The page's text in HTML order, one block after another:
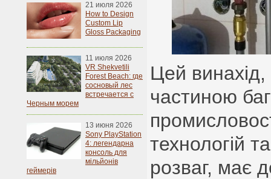
21 июля 2026
How to Design
Custom Lip
Gloss Packaging
11 июля 2026
VR Shekvetili
Forest Beach: где
сосновый лес
встречается с
Черным морем
13 июня 2026
Sony PlayStation
4: легендарна
консоль для
мільйонів
геймерів
Цей
частиною
технологій
розваг, має